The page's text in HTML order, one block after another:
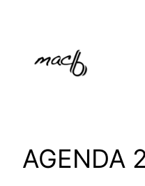
conteúdo
AGENDA